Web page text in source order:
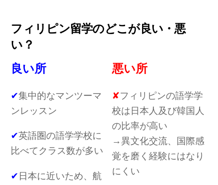
フィリピン留学のどこが良い・悪
い？
良い所
✔集中的なマンツーマ
ンレッスン
✔英語圏の語学学校に
比べてクラス数が多い
✔ 日本に近いため、航
悪い所
✘フィリピンの語学学
校は日本人及び韓国人
の比率が高い
→異文化交流、国際感
覚を磨く経験にはなり
にくい